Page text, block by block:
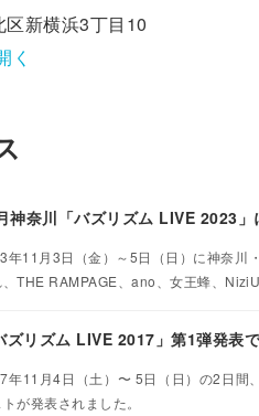
新横浜3丁目10
く
神奈川「バズリズム LIVE 2023
年11月3日（金）～5日（日）に神奈川
、THE RAMPAGE、ano、女王蜂、
ズリズム LIVE 2017」第1弾発
年11月4日（土）〜 5日（日）の2日間
トが発表されました。